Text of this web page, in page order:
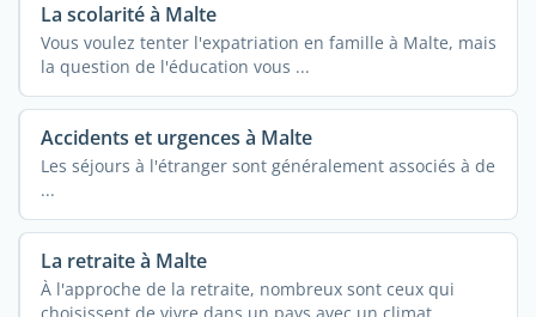
La scolarité à Malte
Vous voulez tenter l'expatriation en famille à Malte, mais
la question de l'éducation vous ...
Accidents et urgences à Malte
Les séjours à l'étranger sont généralement associés à de
...
La retraite à Malte
À l'approche de la retraite, nombreux sont ceux qui